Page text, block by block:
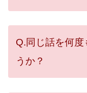
Q.同じ話を何度
うか？